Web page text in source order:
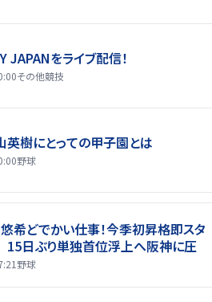
JAPANをライブ配信！
その他競技
英樹にとっての甲子園とは
野球
悠希どでかい仕事！今季初昇格即スタ
日ぶり単独首位浮上へ阪神に圧
野球